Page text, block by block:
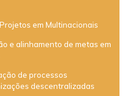
em Multinacionais
e alinhamento de metas em
de processos
descentralizadas